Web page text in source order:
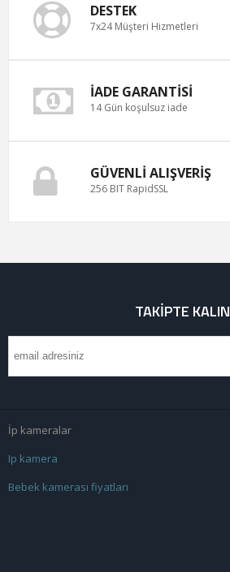
DESTEK
7x24 Müşteri Hizmetleri
İADE GARANTISI
14 Gün koşulsuz iade
GÜVENLI ALIŞVERIŞ
256 BIT RapidSSL
TAKIPTE KALIN
İp kameralar
Ip kamera
Bebek kamerası fiyatları